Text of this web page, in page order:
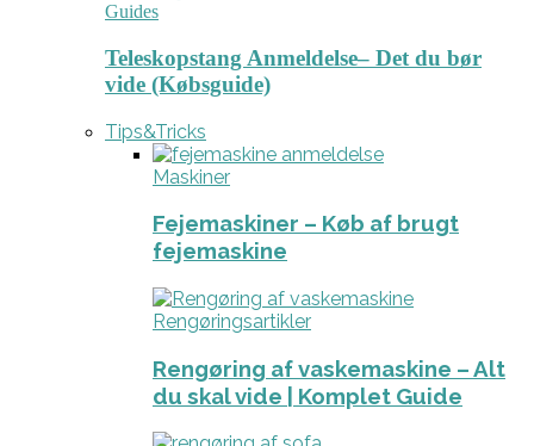
Guides
Teleskopstang Anmeldelse– Det du bør
vide (Købsguide)
Tips&Tricks
Maskiner
Fejemaskiner – Køb af brugt
fejemaskine
Rengøringsartikler
Rengøring af vaskemaskine – Alt
du skal vide | Komplet Guide